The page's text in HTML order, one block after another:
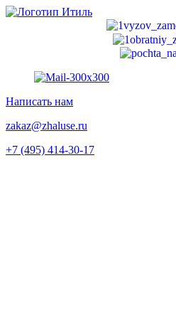
Перейти
Написать нам
zakaz@zhaluse.ru
+7 (495) 414-30-17‬